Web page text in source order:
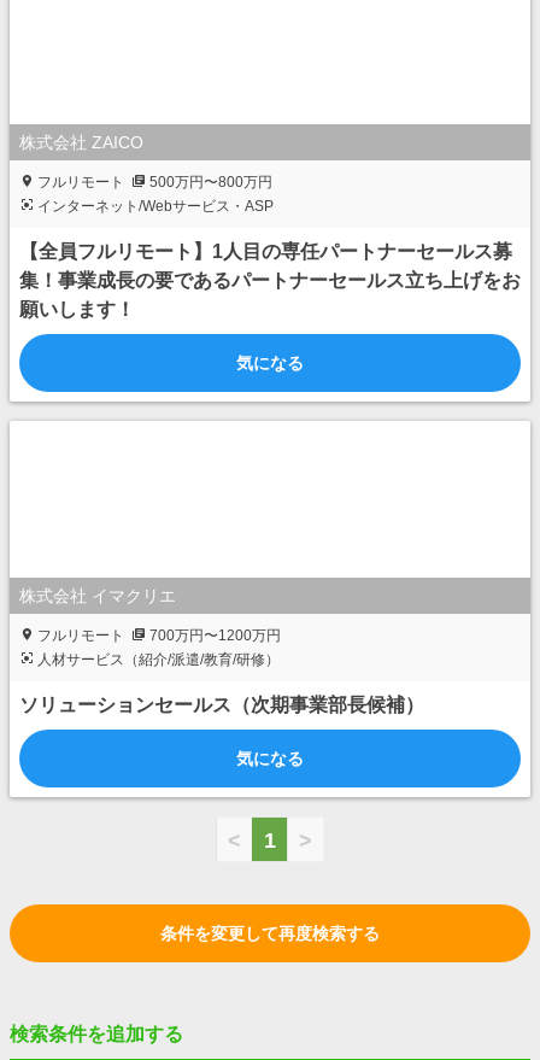
株式会社 ZAICO
フルリモート
500万円〜800万円
インターネット/Webサービス・ASP
【全員フルリモート】1人目の専任パートナーセールス募
集！事業成長の要であるパートナーセールス立ち上げをお
願いします！
気になる
株式会社 イマクリエ
フルリモート
700万円〜1200万円
人材サービス（紹介/派遣/教育/研修）
ソリューションセールス（次期事業部長候補）
気になる
< 1 >
条件を変更して再度検索する
検索条件を追加する